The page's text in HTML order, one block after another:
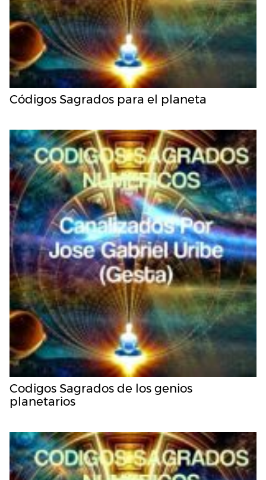
Códigos Sagrados para el planeta
Codigos Sagrados de los genios
planetarios